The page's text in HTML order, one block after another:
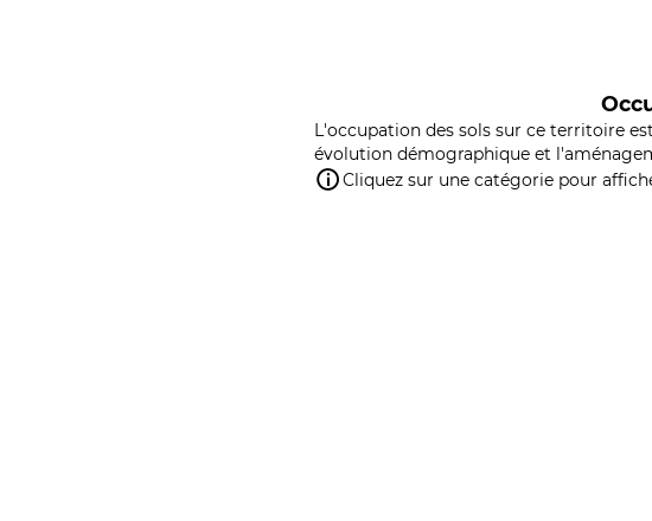
L'occupation des sols sur ce territoire
évolution démographique et
Cliquez sur une catégorie pour